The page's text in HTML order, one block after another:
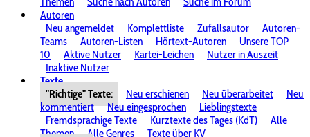
Autoren
Neu angemeldet
Komplettliste Zufallsautor
Autoren-
Teams
Autoren-Listen Hörtext-Autoren
Unsere TOP
10
Aktive Nutzer Kartei-Leichen
Nutzer in Auszeit
Inaktive Nutzer
Texte
"Richtige" Texte:
Neu erschienen Neu überarbeitet
Neu
kommentiert
Neu eingesprochen
Lieblingstexte
Fremdsprachige Texte
Kurztexte des Tages (KdT)
Alle
Themen
Alle Genres Texte über KV